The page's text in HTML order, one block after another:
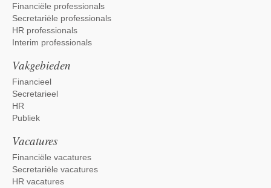
Financiële professionals
Secretariële professionals
HR professionals
Interim professionals
Vakgebieden
Financieel
Secretarieel
HR
Publiek
Vacatures
Financiële vacatures
Secretariële vacatures
HR vacatures